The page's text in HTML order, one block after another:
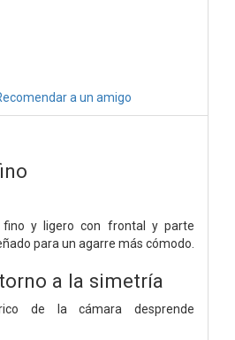
a un amigo
fino y ligero con frontal y parte
para un agarre más cómodo.
a la simetría
de la cámara desprende